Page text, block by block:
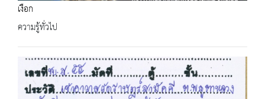
เงือก
ความรู้ทั่วไป